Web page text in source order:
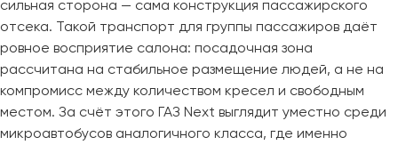
сильная сторона — сама конструкция пассажирского
отсека. Такой транспорт для группы пассажиров даёт
ровное восприятие салона: посадочная зона
рассчитана на стабильное размещение людей, а не на
компромисс между количеством кресел и свободным
местом. За счёт этого ГАЗ Next выглядит уместно среди
микроавтобусов аналогичного класса, где именно
Тверь
Тольятти
Томск